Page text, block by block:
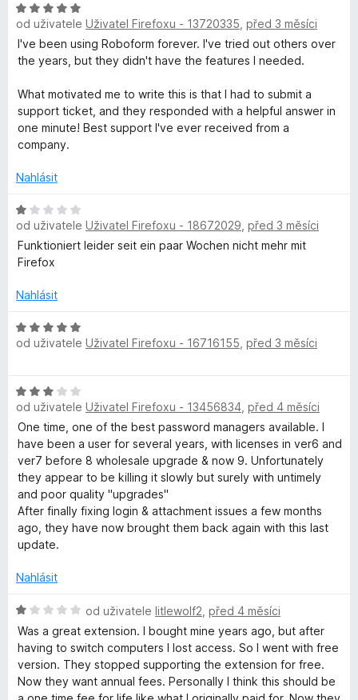
o
c
e
n
:
5
z
5
H
o
d
n
c
e
n
5
5
od uživatele Uživatel Firefoxu - 13720335 před 3 měsíci
I've been using Roboform forever. I've tried out others over
the years, but they didn't have the features I needed.
What motivated me to write this is that I had to submit a
support ticket, and they responded with a helpful answer in
one minute! Best support I've ever received from a
company.
Nahlásit
H
o
d
n
c
n
í
z
5
od uživatele Uživatel Firefoxu - 18672029 před 3 měsíci
Funktioniert leider seit ein paar Wochen nicht mehr mit
Firefox
Nahlásit
H
o
o
c
e
n
:
5
z
5
od uživatele Uživatel Firefoxu - 16716155 před 3 měsíci
H
o
d
n
o
c
e
n
:
z
od uživatele Uživatel Firefoxu - 13456834 před 4 měsíci
One time, one of the best password managers available. I
have been a user for several years, with licenses in ver6 and
ver7 before 8 wholesale upgrade & now 9. Unfortunately
they appear to be killing it slowly but surely with untimely
and poor quality "upgrades"
After finally fixing login & attachment issues a few months
ago, they have now brought them back again with this last
update.
Nahlásit
H
o
d
n
o
c
od uživatele litlewolf2 před 4 měsíci
Was a great extension. I bought mine years ago, but after
having to switch computers I lost access. So I went with free
version. They stopped supporting the extension for free.
Now they want annual fees. Personally I think this should be